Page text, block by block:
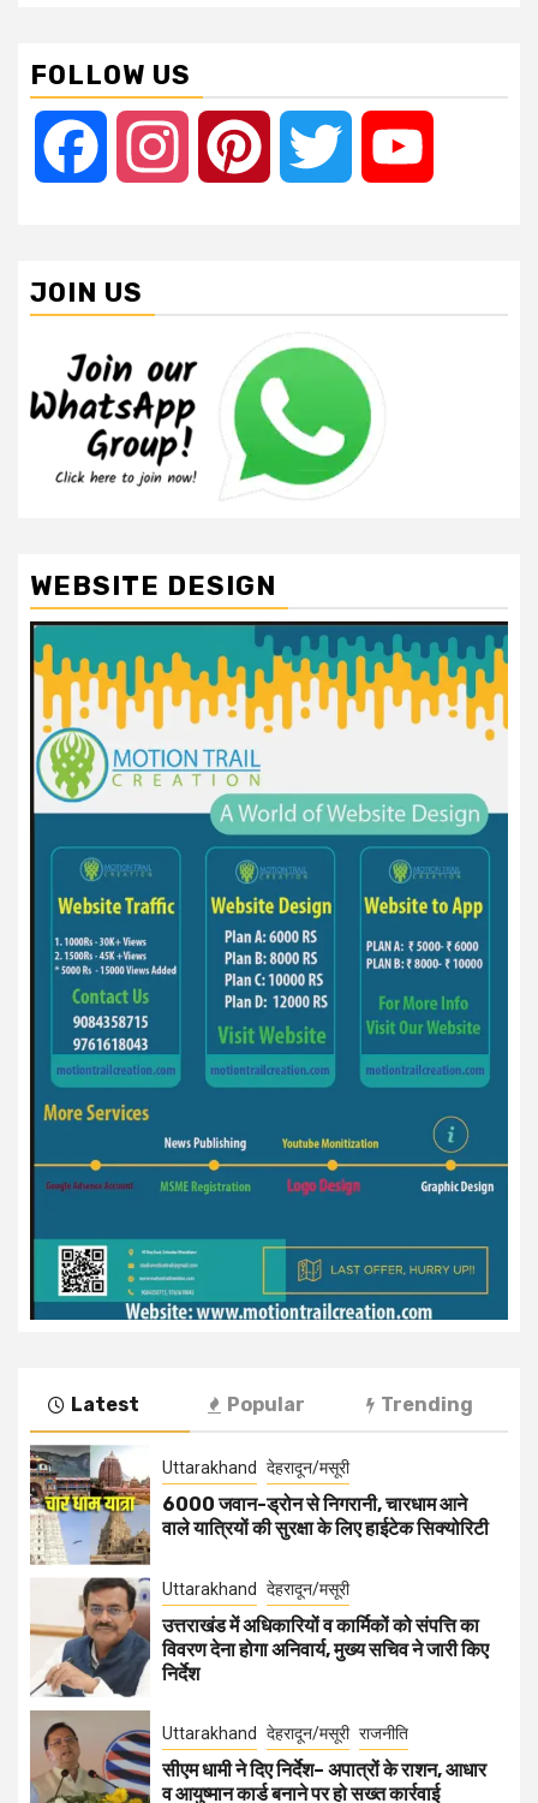
FOLLOW US
Facebook Instagram Pinterest Twitter
JOIN US
WEBSITE DESIGN
Latest Popular Trending
Uttarakhand देहरादून/मसूरी
6000 जवान-ड्रोन से निगरानी, चारधाम आने
वाले यात्रियों की सुरक्षा के लिए हाईटेक सिक्योरिटी
Uttarakhand देहरादून/मसूरी
उत्तराखंड में अधिकारियों व कार्मिकों को संपत्ति का
विवरण देना होगा अनिवार्य, मुख्य सचिव ने जारी किए
निर्देश
Uttarakhand देहरादून/मसूरी राजनीति
सीएम धामी ने दिए निर्देश– अपात्रों के राशन, आधार
व आयुष्मान कार्ड बनाने पर हो सख्त कार्रवाई